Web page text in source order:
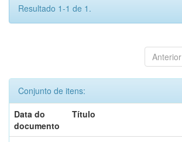
Resultado 1-1 de 1.
Anterior
Conjunto de itens:
Data do
documento
Título